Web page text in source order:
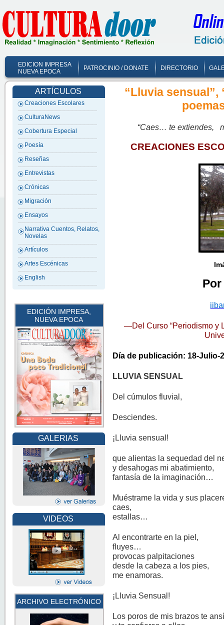
EDICION IMPRESA
NUEVA EPOCA
PATROCINIO / DONATE DIRECTORIO
ARTÍCULOS
Creaciones Escolares
CulturaNews
Cobertura Especial
Poesía
Reseñas
Entrevistas
Crónicas
Migración
Ensayos
Narrativa Cuentos, Relatos,
Novelas
Artículos
Artes Escénicas
English
EDICIÓN IMPRESA,
NUEVA EPOCA
GALERIAS
VIDEOS
ARCHIVO ELECTRÓNICO
“Lluvia sensual”,
“Caes… te extiendes,
CREACIONES
—Del Curso “Periodismo y
Día de publicación: 18-Julio-
LLUVIA SENSUAL
Del cúmulos fluvial,
Desciendes.
¡Lluvia sensual!
que alientas la sequedad del
y desahogas mi abatimiento,
fantasía de la imaginación…
Muéstrame la vida y sus
caes,
estallas…
Al encontrarte en la piel,
fluyes…
provocas palpitaciones
desde la cabeza a los pies,
me enamoras.
¡Lluvia Sensual!
Los poros de mis brazos te